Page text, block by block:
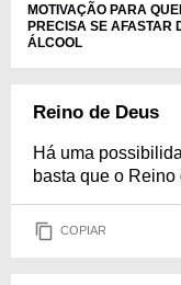
MOTIVAÇÃO PARA
PRECISA SE AFASTAR
ÁLCOOL
Reino de Deus
Há uma
basta que o
COPIAR